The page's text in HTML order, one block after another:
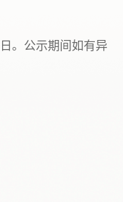
日。公示期间如有异